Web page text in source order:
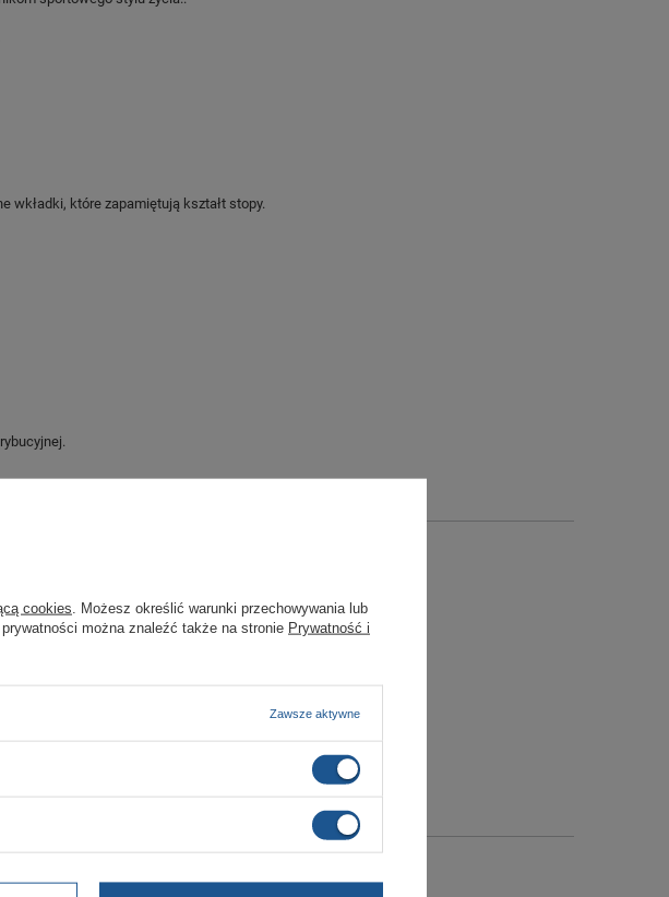
wkładki, które zapamiętują kształt stopy.
cookies . Możesz określić warunki przechowywania lub
można znaleźć także na stronie Prywatność i
Zawsze aktywne